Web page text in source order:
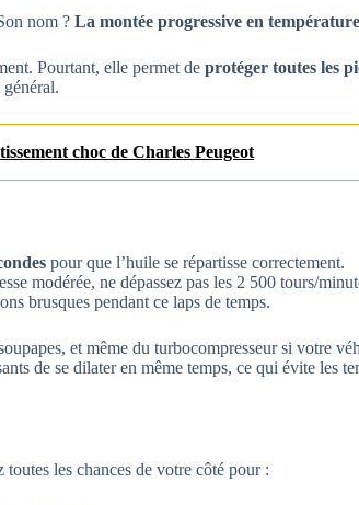
nom ? La montée progressive en température
Pourtant, elle permet de protéger toutes les
général.
choc de Charles Peugeot
pour que l’huile se répartisse correctement.
modérée, ne dépassez pas les 2 500 tours/
brusques pendant ce laps de temps.
et même du turbocompresseur si votre
de se dilater en même temps, ce qui évite les
les chances de votre côté pour :